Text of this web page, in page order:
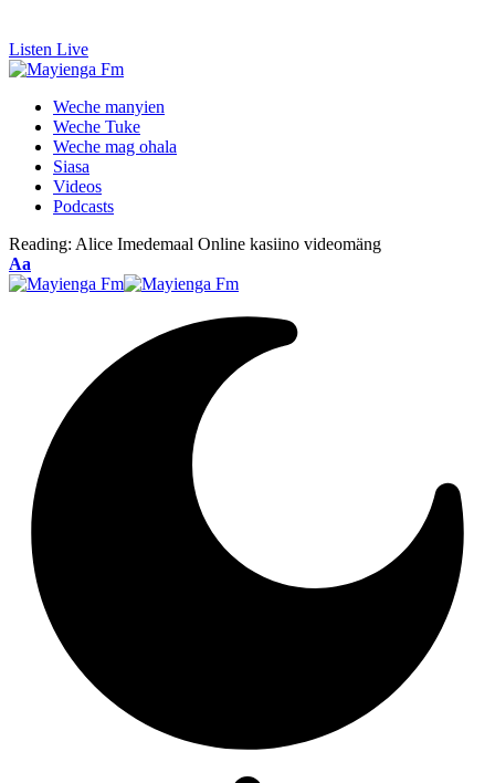
Listen Live
Weche manyien
Weche Tuke
Weche mag ohala
Siasa
Videos
Podcasts
Reading: Alice Imedemaal Online kasiino videomäng
Font
Resizer
Aa